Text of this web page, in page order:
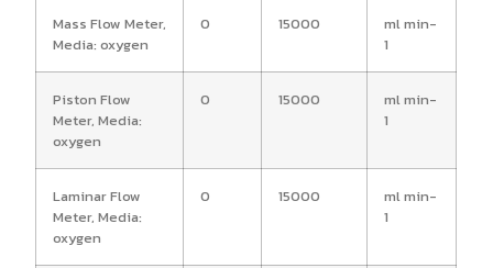
Mass Flow Meter,
Media: oxygen
0 15000
ml min-
1
Piston Flow
Meter, Media:
oxygen
0 15000
ml min-
1
Laminar Flow
Meter, Media:
oxygen
0 15000
ml min-
1